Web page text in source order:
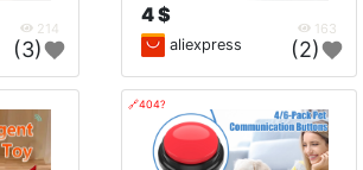
214
(3)
4 $
163
aliexpress (2)
🔗404?